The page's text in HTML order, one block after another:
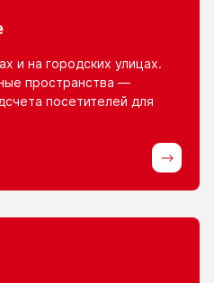
и на городских улицах.
пространства —
посетителей для